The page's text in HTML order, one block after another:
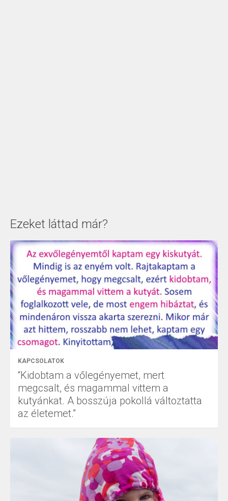
Ezeket láttad már?
KAPCSOLATOK
“Kidobtam a vőlegényemet, mert
megcsalt, és magammal vittem a
kutyánkat. A bosszúja pokollá változtatta
az életemet.”